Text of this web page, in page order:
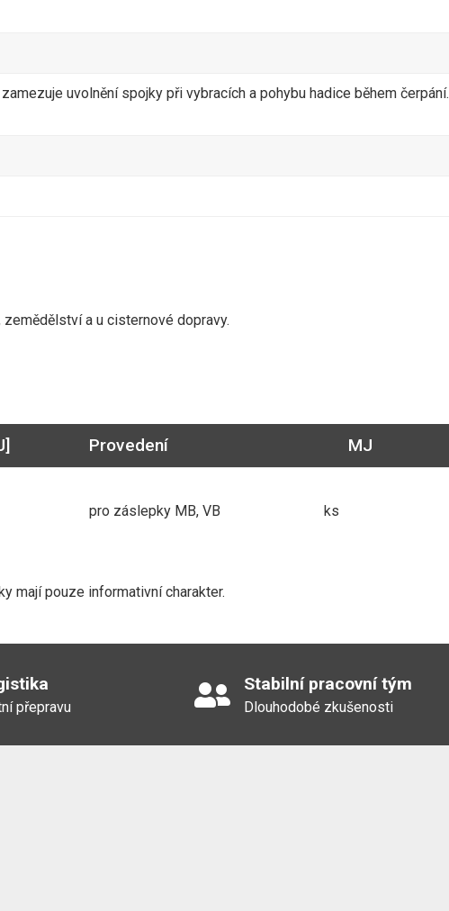
G2" NBR
MK 3" Hypalon
nerez
uvolnění spojky při vybracích a pohybu hadice během
a u cisternové dopravy.
Provedení MJ
pro záslepky MB, VB ks
mají pouze informativní charakter.
přepravu
Stabilní pracovní tým
Dlouhodobé zkušenosti